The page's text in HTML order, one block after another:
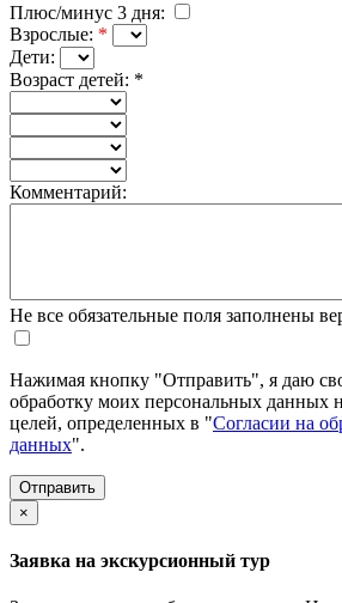
Плюс/минус 3 дня:
Взрослые: *
Дети:
Возраст детей: *
Комментарий:
Не все обязательные поля заполнены
Нажимая кнопку "Отправить", я даю
обработку моих персональных данных
целей, определенных в "Согласии на
данных".
×
Заявка на экскурсионный тур